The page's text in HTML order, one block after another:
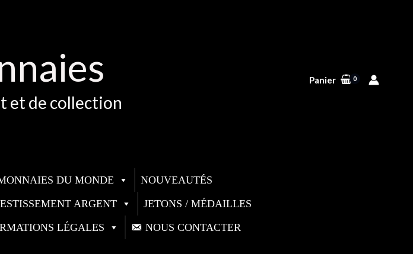
et de collection
Panier
DU MONDE
NOUVEAUTÉS
ARGENT
JETONS / MÉDAILLES
LÉGALES
NOUS CONTACTER